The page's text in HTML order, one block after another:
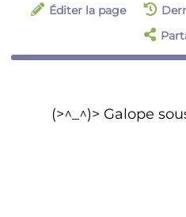
Éditer la page
(>^_^)> Galope